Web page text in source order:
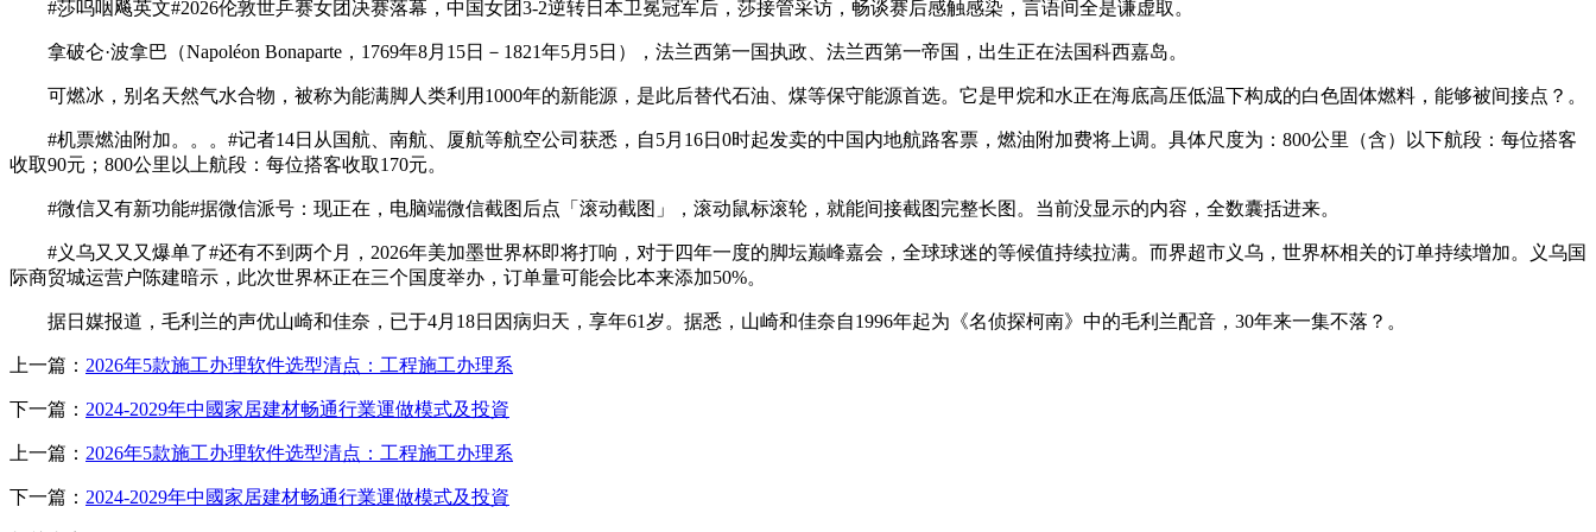
#莎呜咽飚英文#2026伦敦世乒赛女团决赛落幕，中国女团3-2逆转日本卫冕冠军后，莎接管采访，畅谈赛后感触感染，言语间全是谦虚取。
拿破仑·波拿巴（Napoléon Bonaparte，1769年8月15日－1821年5月5日），法兰西第一国执政、法兰西第一帝国，出生正在法国科西嘉岛。
可燃冰，别名天然气水合物，被称为能满脚人类利用1000年的新能源，是此后替代石油、煤等保守能源首选。它是甲烷和水正在海底高压低温下构成的白色固体燃料，能够被间接点？。
#机票燃油附加。。。#记者14日从国航、南航、厦航等航空公司获悉，自5月16日0时起发卖的中国内地航路客票，燃油附加费将上调。具体尺度为：800公里（含）以下航段‌：每位搭客
收取‌90元‌；‌800公里以上航段‌：每位搭客收取‌170元‌。
#微信又有新功能#据微信派号：现正在，电脑端微信截图后点「滚动截图」，滚动鼠标滚轮，就能间接截图完整长图。当前没显示的内容，全数囊括进来。
#义乌又又又爆单了#还有不到两个月，2026年美加墨世界杯即将打响，对于四年一度的脚坛巅峰嘉会，全球球迷的等候值持续拉满。而界超市义乌，世界杯相关的订单持续增加。义乌国
际商贸城运营户陈建暗示，此次世界杯正在三个国度举办，订单量可能会比本来添加50%。
据日媒报道，毛利兰的声优山崎和佳奈，已于4月18日因病归天，享年61岁。据悉，山崎和佳奈自1996年起为《名侦探柯南》中的毛利兰配音，30年来一集不落？。
上一篇： 2026年5款施工办理软件选型清点：工程施工办理系
下一篇： 2024-2029年中國家居建材畅通行業運做模式及投資
上一篇： 2026年5款施工办理软件选型清点：工程施工办理系
下一篇： 2024-2029年中國家居建材畅通行業運做模式及投資